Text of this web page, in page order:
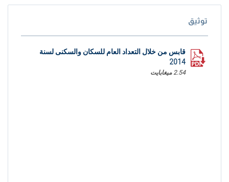
توثيق
قابس من خلال التعداد العام للسكان والسكنى لسنة
2014
2.54 ميغابايت